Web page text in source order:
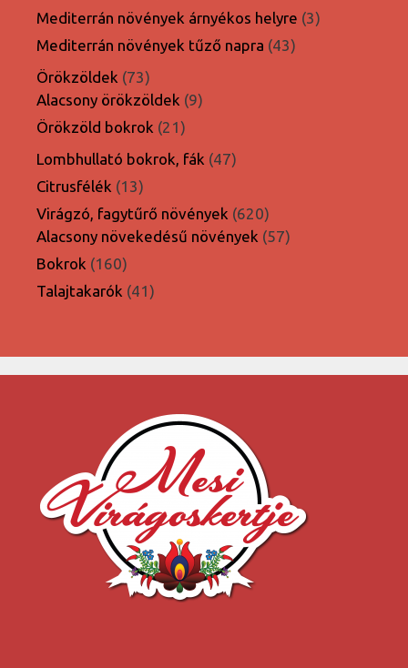
termék
Mediterrán növények árnyékos helyre 33
Mediterrán növények tűző napra 4343
Örökzöldek 7373
termék
Alacsony örökzöldek 99
Örökzöld bokrok 2121
termék
Lombhullató bokrok, fák 4747
Citrusfélék 1313
termék
Virágzó, fagytűrő növények 620620
termék
Alacsony növekedésű növények 5757
Bokrok 160160
termék
Talajtakarók 4141